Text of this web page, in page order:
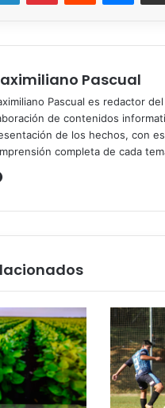
Pascual
Pascual es redactor
de contenidos
de los hechos, con
completa de cada